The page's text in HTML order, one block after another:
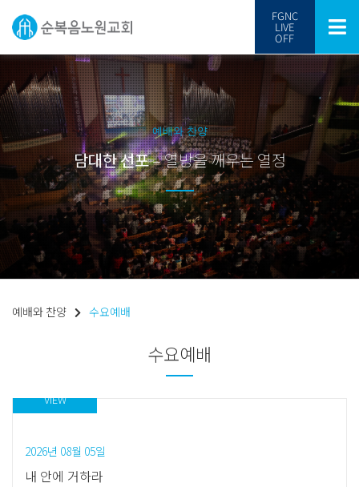
FGNC
LIVE
OFF
예배와 찬양
담대한 선포– 열방을 깨우는 열정
예배와 찬양 수요예배
수요예배
VIEW
2026년 08월 05일
내 안에 거하라